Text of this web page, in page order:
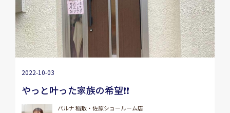
2022-10-03
やっと叶った家族の希望❗️❗️
パルナ 稲敷・佐原ショールーム店